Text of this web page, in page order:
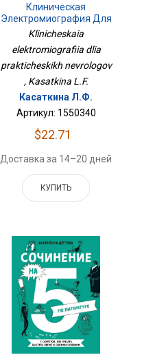
Клиническая
Электромиография Для
Практических
Klinicheskaia
elektromiografiia dlia
prakticheskikh nevrologov
, Kasatkina L.F.
Касаткина Л.Ф.
Артикул: 1550340
$22.71
Доставка за 14–20 дней
КУПИТЬ